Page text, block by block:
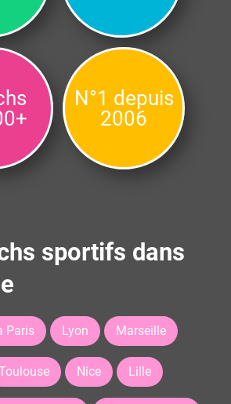
N°1 depuis
2006
sportifs dans
Paris Lyon Marseille
Nice Lille